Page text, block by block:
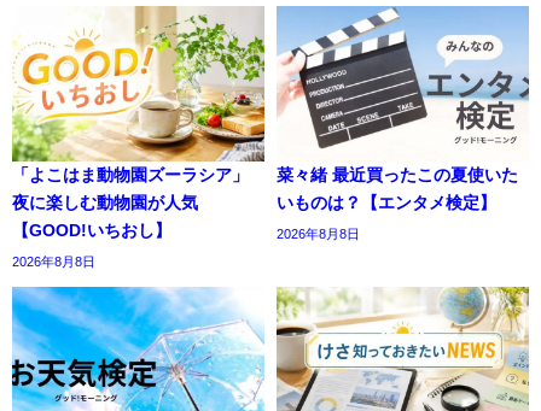
「よこはま動物園ズーラシア」
夜に楽しむ動物園が人気
【GOOD!いちおし】
2026年8月8日
菜々緒 最近買ったこの夏使いた
いものは？【エンタメ検定】
2026年8月8日